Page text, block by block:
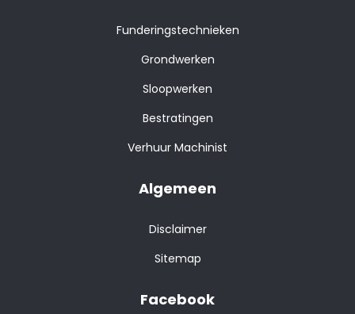
Funderingstechnieken
Grondwerken
Sloopwerken
Bestratingen
Verhuur Machinist
Algemeen
Disclaimer
Sitemap
Facebook